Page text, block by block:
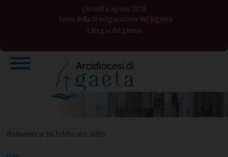
giovedì 6 agosto 2026
Festa della Trasfigurazione del Signore
Liturgia del giorno
domenica 28 febbraio 2016